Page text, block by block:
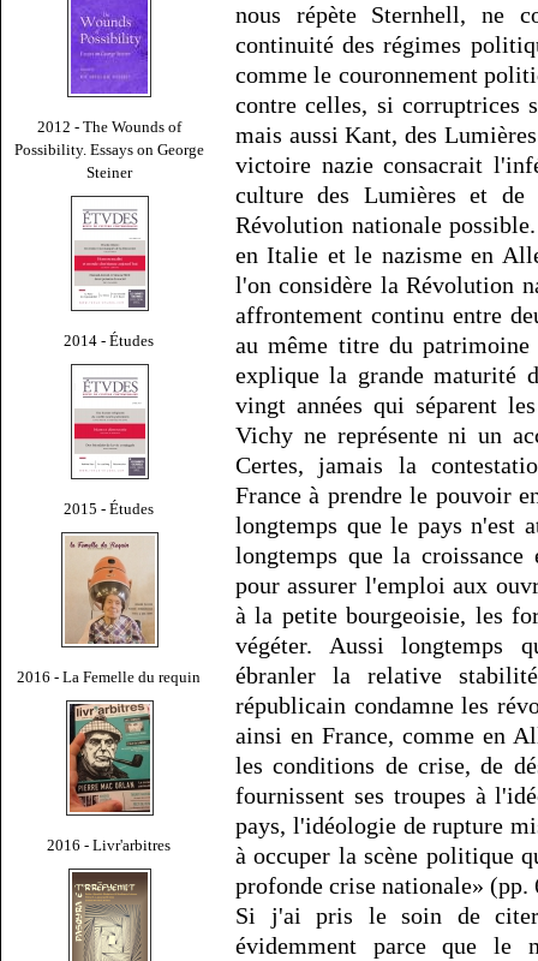
2012 - The Wounds of
Possibility. Essays on George
Steiner
2014 - Études
2015 - Études
2016 - La Femelle du requin
2016 - Livr'arbitres
nous répète Sternhell, ne
continuité des régimes
comme le couronnement
contre celles, si corruptrices
mais aussi Kant, des
victoire nazie consacrait
culture des Lumières et
Révolution nationale
en Italie et le nazisme en
l'on considère la Révolution
affrontement continu entre
au même titre du
explique la grande maturité
vingt années qui séparent
Vichy ne représente ni un
Certes, jamais la
France à prendre le pouvoir
longtemps que le pays n'est
longtemps que la
pour assurer l'emploi aux
à la petite bourgeoisie, les
végéter. Aussi longtemps
ébranler la relative
républicain condamne les
ainsi en France, comme en
les conditions de crise, de
fournissent ses troupes à
pays, l'idéologie de rupture
à occuper la scène politique
profonde crise nationale» (pp.
Si j'ai pris le soin de citer
évidemment parce que le